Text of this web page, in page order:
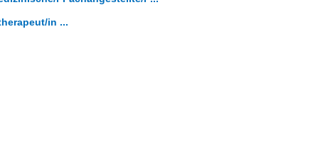
in ...